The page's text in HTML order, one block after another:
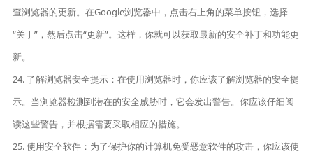
查浏览器的更新。在Google浏览器中，点击右上角的菜单按钮，选择
“关于”，然后点击“更新”。这样，你就可以获取最新的安全补丁和功能更
新。
24. 了解浏览器安全提示：在使用浏览器时，你应该了解浏览器的安全提
示。当浏览器检测到潜在的安全威胁时，它会发出警告。你应该仔细阅
读这些警告，并根据需要采取相应的措施。
25. 使用安全软件：为了保护你的计算机免受恶意软件的攻击，你应该使